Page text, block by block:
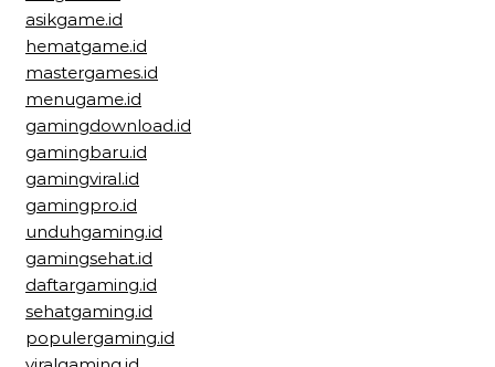
asikgame.id
hematgame.id
mastergames.id
menugame.id
gamingdownload.id
gamingbaru.id
gamingviral.id
gamingpro.id
unduhgaming.id
gamingsehat.id
daftargaming.id
sehatgaming.id
populergaming.id